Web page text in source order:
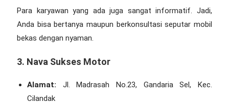
Para karyawan yang ada juga sangat informatif. Jadi,
Anda bisa bertanya maupun berkonsultasi seputar mobil
bekas dengan nyaman.
3. Nava Sukses Motor
Alamat: Jl. Madrasah No.23, Gandaria Sel, Kec.
Cilandak